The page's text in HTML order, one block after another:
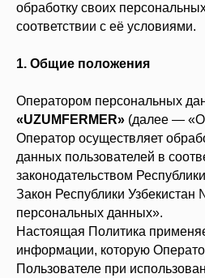
обработку своих
соответствии с её условиями.
1. Общие положения
Оператором персональных
«UZUMFERMER» (далее —
Оператор осуществляет
данных пользователей в
законодательством
Закон Республики
персональных данных».
Настоящая Политика
информации, которую
Пользователе при